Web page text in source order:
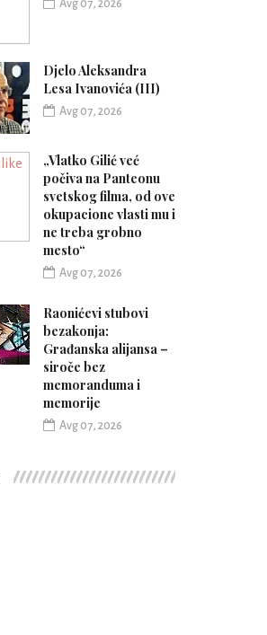
Avg 07, 2026
Djelo Aleksandra
Lesa Ivanovića (III)
Avg 07, 2026
„Vlatko Gilić već
počiva na Panteonu
svetskog filma, od ove
okupacione vlasti mu i
ne treba grobno
mesto“
Avg 07, 2026
Raonićevi stubovi
bezakonja:
Građanska alijansa –
siroče bez
memoranduma i
memorije
Avg 07, 2026